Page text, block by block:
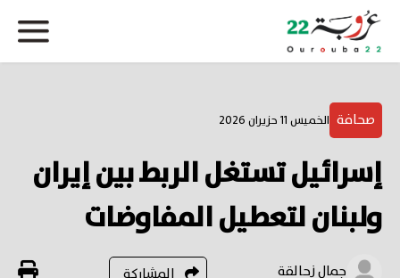
صحافة الخميس 11 حزيران 2026
إسرائيل تستغل الربط بين إيران
ولبنان لتعطيل المفاوضات
جمال زحالقة